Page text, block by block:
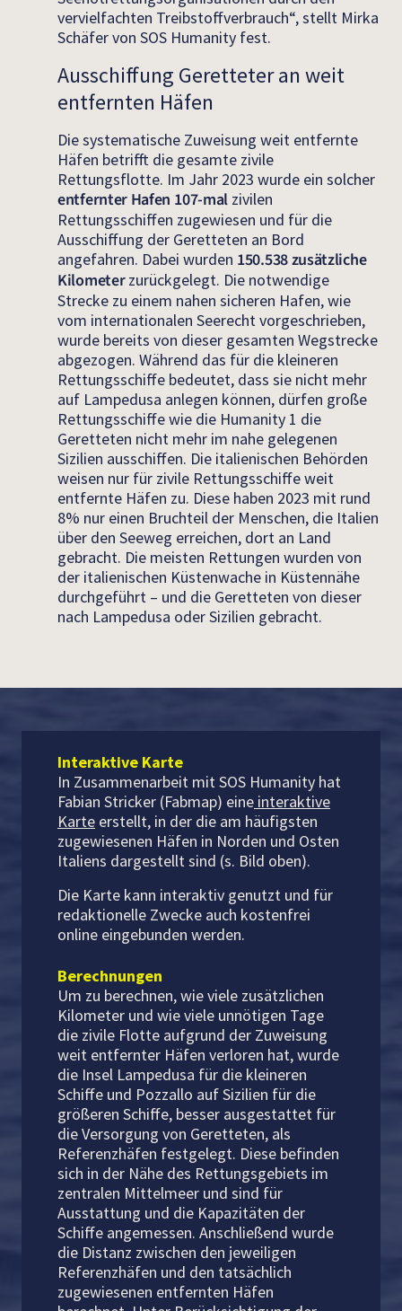
vervielfachten Treibstoffverbrauch“, stellt Mirka
Schäfer von SOS Humanity fest.
Ausschiffung Geretteter an weit
entfernten Häfen
Die systematische Zuweisung weit entfernte
Häfen betrifft die gesamte zivile
Rettungsflotte. Im Jahr 2023 wurde ein solcher
entfernter Hafen 107-mal zivilen
Rettungsschiffen zugewiesen und für die
Ausschiffung der Geretteten an Bord
angefahren. Dabei wurden 150.538 zusätzliche
Kilometerzurückgelegt. Die notwendige
Strecke zu einem nahen sicheren Hafen, wie
vom internationalen Seerecht vorgeschrieben,
wurde bereits von dieser gesamten Wegstrecke
abgezogen. Während das für die kleineren
Rettungsschiffe bedeutet, dass sie nicht mehr
auf Lampedusa anlegen können, dürfen große
Rettungsschiffe wie die Humanity 1 die
Geretteten nicht mehr im nahe gelegenen
Sizilien ausschiffen. Die italienischen Behörden
weisen nur für zivile Rettungsschiffe weit
entfernte Häfen zu. Diese haben 2023 mit rund
8% nur einen Bruchteil der Menschen, die Italien
über den Seeweg erreichen, dort an Land
gebracht. Die meisten Rettungen wurden von
der italienischen Küstenwache in Küstennähe
durchgeführt – und die Geretteten von dieser
nach Lampedusa oder Sizilien gebracht.
Interaktive Karte
In Zusammenarbeit mit SOS Humanity hat
Fabian Stricker (Fabmap) eine interaktive
Karte erstellt, in der die am häufigsten
zugewiesenen Häfen in Norden und Osten
Italiens dargestellt sind (s. Bild oben).
Die Karte kann interaktiv genutzt und für
redaktionelle Zwecke auch kostenfrei
online eingebunden werden.
Berechnungen
Um zu berechnen, wie viele zusätzlichen
Kilometer und wie viele unnötigen Tage
die zivile Flotte aufgrund der Zuweisung
weit entfernter Häfen verloren hat, wurde
die Insel Lampedusa für die kleineren
Schiffe und Pozzallo auf Sizilien für die
größeren Schiffe, besser ausgestattet für
die Versorgung von Geretteten, als
Referenzhäfen festgelegt. Diese befinden
sich in der Nähe des Rettungsgebiets im
zentralen Mittelmeer und sind für
Ausstattung und die Kapazitäten der
Schiffe angemessen. Anschließend wurde
die Distanz zwischen den jeweiligen
Referenzhäfen und den tatsächlich
zugewiesenen entfernten Häfen